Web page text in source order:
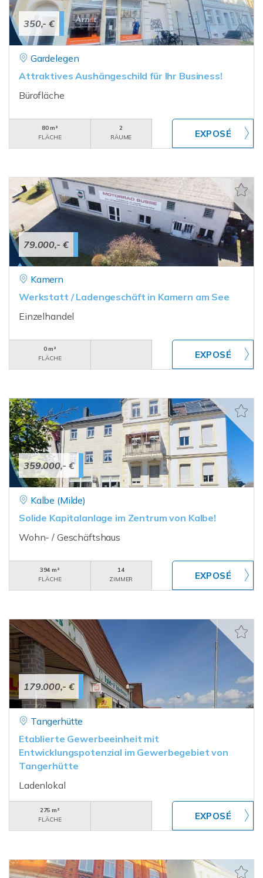
350,- €
Gardelegen
Attraktives Aushängeschild für Ihr Business!
Bürofläche
80 m²
FLÄCHE
2
RÄUME
79.000,- €
Kamern
Werkstatt / Ladengeschäft in Kamern am See
Einzelhandel
0 m²
FLÄCHE
359.000,- €
Kalbe (Milde)
Solide Kapitalanlage im Zentrum von Kalbe!
Wohn- / Geschäftshaus
394 m²
FLÄCHE
14
ZIMMER
179.000,- €
Tangerhütte
Etablierte Gewerbeeinheit mit
Entwicklungspotenzial im Gewerbegebiet von
Tangerhütte
Ladenlokal
275 m²
FLÄCHE